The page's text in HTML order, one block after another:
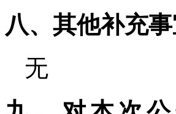
八、其他补充
无